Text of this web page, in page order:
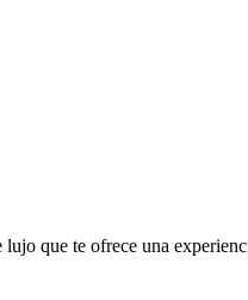
que te ofrece una